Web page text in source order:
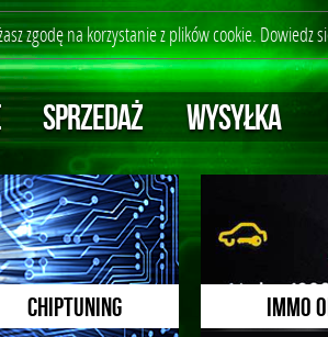
zgodę na korzystanie z plików cookie. Dowiedz
SPRZEDAŻ WYSYŁKA
CHIPTUNING immo